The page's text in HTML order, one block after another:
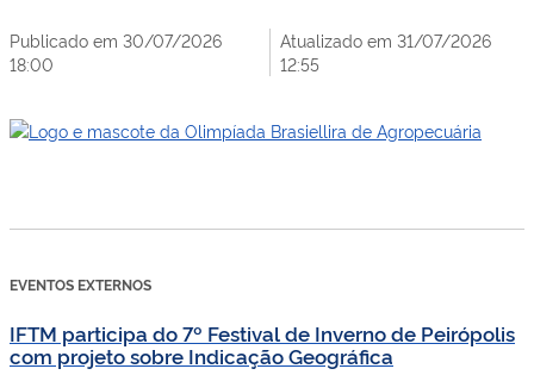
Publicado em 30/07/2026
18:00
Atualizado em 31/07/2026
12:55
EVENTOS EXTERNOS
IFTM participa do 7º Festival de Inverno de Peirópolis
com projeto sobre Indicação Geográfica